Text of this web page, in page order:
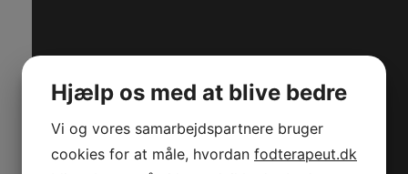
Hjælp os med at blive bedre
Vi og vores samarbejdspartnere bruger
cookies for at måle, hvordan fodterapeut.dk